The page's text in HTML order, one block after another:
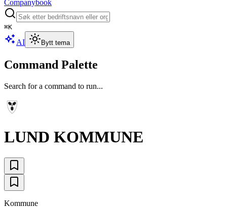
Companybook
⌘K
AI Bytt tema
Command Palette
Search for a command to run...
LUND KOMMUNE
Kommune